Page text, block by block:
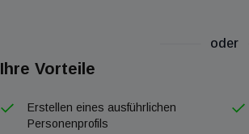
oder
Ihre Vorteile
Erstellen eines ausführlichen
Personenprofils